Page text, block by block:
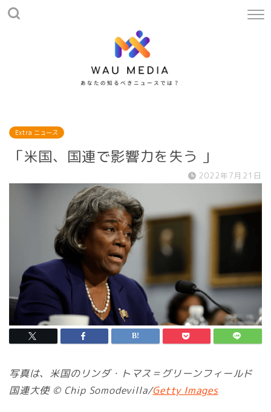
Extra ニュース
「米国、国連で影響力を失う 」
2022年7月21日
写真は、米国のリンダ・トマス＝グリーンフィールド
国連大使 © Chip Somodevilla/Getty Images